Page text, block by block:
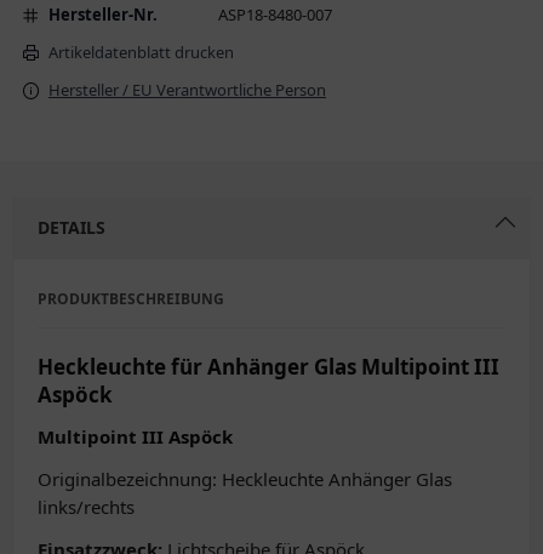
Hersteller-Nr.
ASP18-8480-007
Artikeldatenblatt drucken
Hersteller / EU Verantwortliche Person
DETAILS
PRODUKTBESCHREIBUNG
Heckleuchte für Anhänger Glas Multipoint III
Aspöck
Multipoint III Aspöck
Originalbezeichnung: Heckleuchte Anhänger Glas
links/rechts
Einsatzzweck: Lichtscheibe für Aspöck